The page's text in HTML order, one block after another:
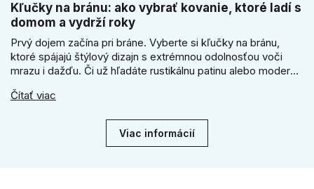
Kľučky na bránu: ako vybrať kovanie, ktoré ladí s
domom a vydrží roky
Prvý dojem začína pri bráne. Vyberte si kľučky na bránu,
ktoré spájajú štýlový dizajn s extrémnou odolnosťou voči
mrazu i dažďu. Či už hľadáte rustikálnu patinu alebo moderné
vydrží roky. Zabezpečte svoj vstup kvalitou, ktorá prežije
Čítať viac
Viac informácií